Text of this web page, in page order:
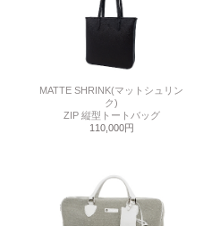
MATTE SHRINK(マットシュリン
ク)
ZIP 縦型トートバッグ
110,000円